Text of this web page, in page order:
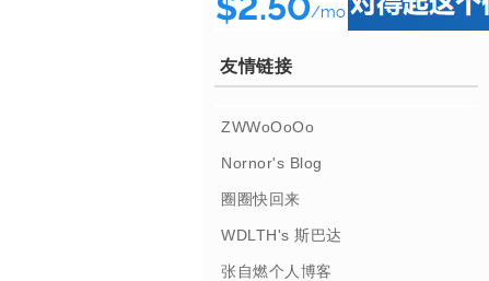
友情链接
ZWWoOoOo
Nornor's Blog
圈圈快回来
WDLTH's 斯巴达
张自燃个人博客